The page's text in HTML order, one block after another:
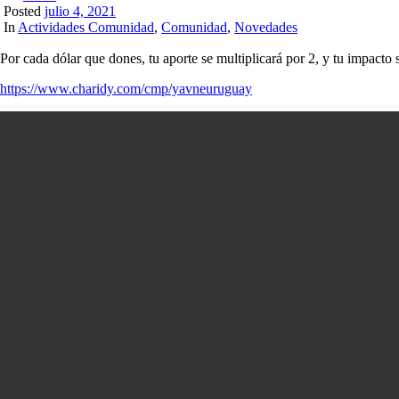
Posted julio 4, 2021
In Actividades Comunidad, Comunidad, Novedades
Por cada dólar que dones, tu aporte se multiplicará por 2, y tu
https://www.charidy.com/cmp/yavneuruguay